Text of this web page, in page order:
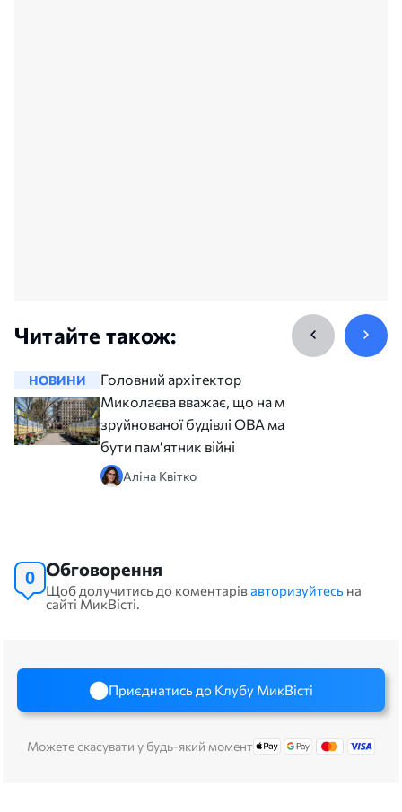
Читайте також:
НОВИНИ
Головний архітектор
Миколаєва вважає, що на місці
зруйнованої будівлі ОВА має
бути пам‘ятник війні
Аліна Квітко
0 Обговорення
Щоб долучитись до коментарівавторизуйтесь на
сайті МикВісті.
Приєднатись до Клубу МикВісті
Можете скасувати у будь-який момент